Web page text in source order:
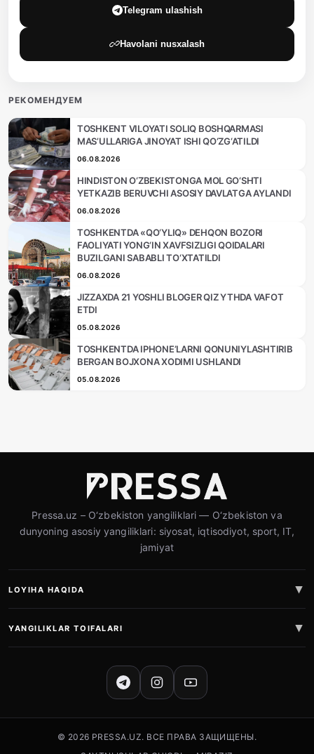
Telegram ulashish
Havolani nusxalash
РЕКОМЕНДУЕМ
TOSHKENT VILOYATI SOLIQ BOSHQARMASI
MAS’ULLARIGA JINOYAT ISHI QO‘ZG‘ATILDI
06.08.2026
HINDISTON O‘ZBEKISTONGA MOL GO‘SHTI
YETKAZIB BERUVCHI ASOSIY DAVLATGA AYLANDI
06.08.2026
TOSHKENTDA «QO‘YLIQ» DEHQON BOZORI
FAOLIYATI YONG‘IN XAVFSIZLIGI QOIDALARI
BUZILGANI SABABLI TO‘XTATILDI
06.08.2026
JIZZAXDA 21 YOSHLI BLOGER QIZ YTHDA VAFOT
ETDI
05.08.2026
TOSHKENTDA IPHONE’LARNI QONUNIYLASHTIRIB
BERGAN BOJXONA XODIMI USHLANDI
05.08.2026
Pressa.uz – O‘zbekiston yangiliklari — O‘zbekiston va
dunyoning asosiy yangiliklari: siyosat, iqtisodiyot, sport, IT,
jamiyat
LOYIHA HAQIDA
YANGILIKLAR TOIFALARI
IJTIMOIY TARMOQLAR
© 2026 PRESSA.UZ. ВСЕ ПРАВА ЗАЩИЩЕНЫ.